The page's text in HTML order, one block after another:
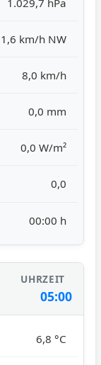
1,6 km/h NW
8,0 km/h
0,0 mm
0,0 W/m²
0,0
00:00 h
05:00
6,8 °C